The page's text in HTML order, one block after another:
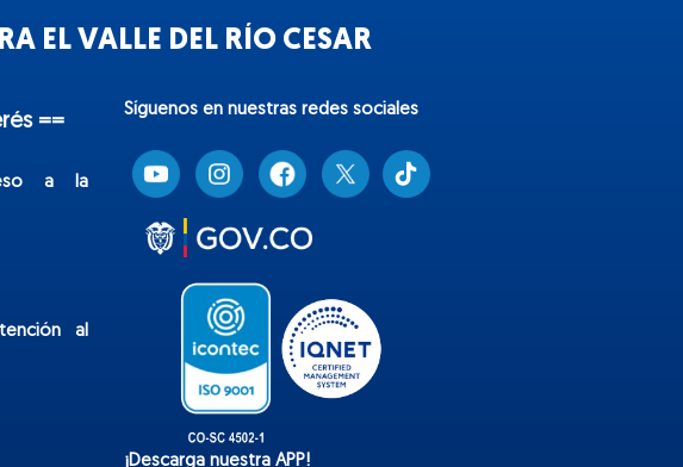
EL VALLE DEL RÍO CESAR
==
a la
al
Síguenos en nuestras redes sociales
T
i
k
¡Descarga nuestra APP!